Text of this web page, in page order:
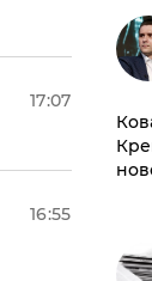
17:07
16:55